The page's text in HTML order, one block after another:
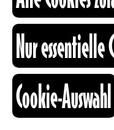
+41
japanischen
maya
Psych-
einfahrenden
ein Konzert
verspricht
Extraklasse.
Nur essentielle
Cookie-Auswahl